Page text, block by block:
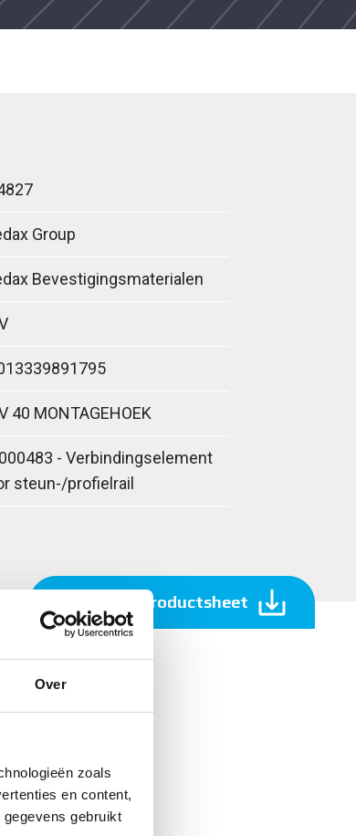
Over
zoals
en content,
gebruikt
Group
Bevestigingsmaterialen
40 MONTAGEHOEK
- Verbindingselement
steun-/profielrail
Download productsheet